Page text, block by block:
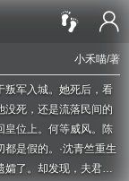
小禾喵/著
叛军入城。她死后，看
没死，还是流落民间的
皇位上。何等威风。陈
是假的。·沈青竺重生
了。却发现，夫君有